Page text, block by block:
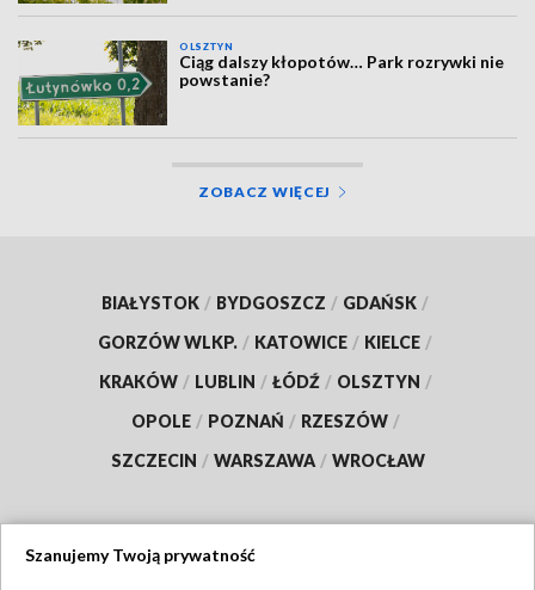
OLSZTYN
Ciąg dalszy kłopotów… Park rozrywki nie
powstanie?
ZOBACZ WIĘCEJ
BIAŁYSTOK / BYDGOSZCZ / GDAŃSK /
GORZÓW WLKP. / KATOWICE / KIELCE /
KRAKÓW / LUBLIN / ŁÓDŹ / OLSZTYN /
OPOLE / POZNAŃ / RZESZÓW /
SZCZECIN / WARSZAWA / WROCŁAW
Szanujemy Twoją prywatność